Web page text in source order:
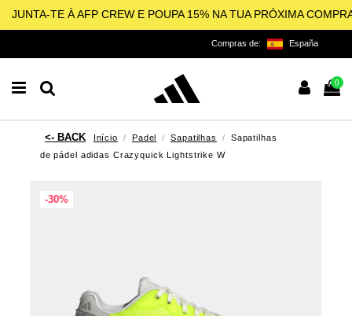
JUNTA-TE À AFP CREW E POUPA 15% NA TUA PRÓXIMA
Compras de: España
0
Início Padel Sapatilhas
Sapatilhas
de pádel adidas Crazyquick Lightstrike W
-30%